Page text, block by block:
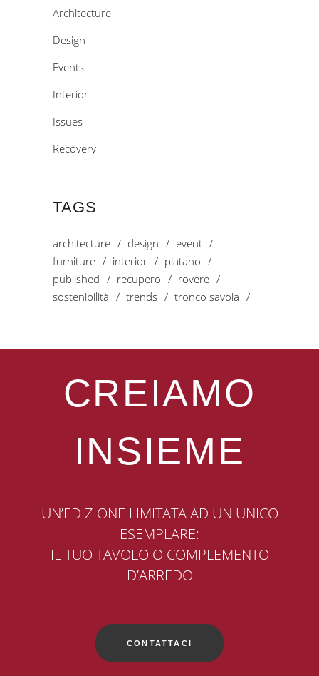
Architecture
Design
Events
Interior
Issues
Recovery
TAGS
architecture design
event
furniture
interior
platano
published
recupero
rovere
sostenibilità
trends tronco savoia
CREIAMO
INSIEME
UN’EDIZIONE LIMITATA AD UN UNICO
ESEMPLARE:
IL TUO TAVOLO O COMPLEMENTO
D’ARREDO
CONTATTACI